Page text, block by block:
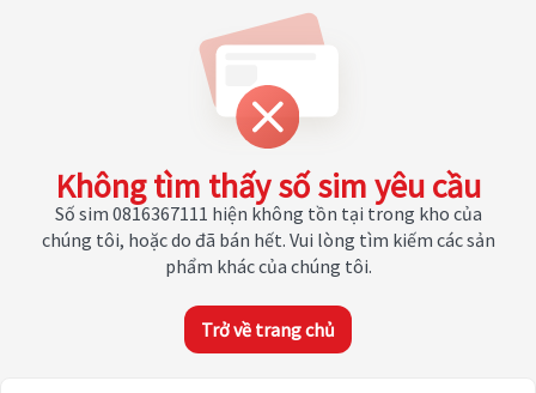
Không tìm thấy số sim yêu cầu
Số sim 0816367111 hiện không tồn tại trong kho của
chúng tôi, hoặc do đã bán hết. Vui lòng tìm kiếm các sản
phẩm khác của chúng tôi.
Trở về trang chủ